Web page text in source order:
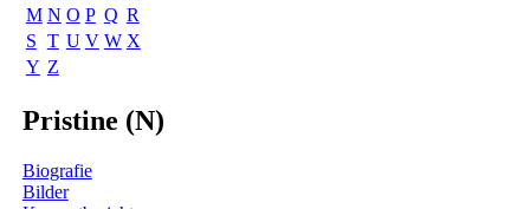
M N O P Q R
S T U V W X
Y Z
Pristine (N)
Biografie
Bilder